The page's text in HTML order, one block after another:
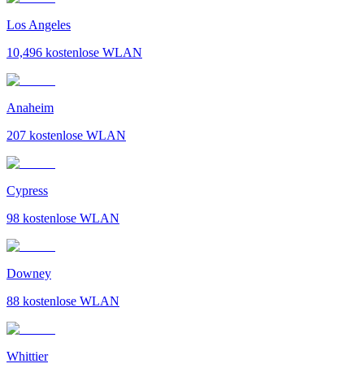
Los Angeles
10,496 kostenlose WLAN
Anaheim
207 kostenlose WLAN
Cypress
98 kostenlose WLAN
Downey
88 kostenlose WLAN
Whittier